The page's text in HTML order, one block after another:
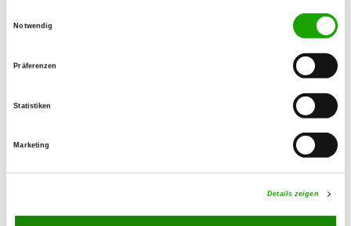
Notwendig
Präferenzen
Statistiken
Marketing
Details zeigen
E-Mail:
Übungszeiten im Sommer: